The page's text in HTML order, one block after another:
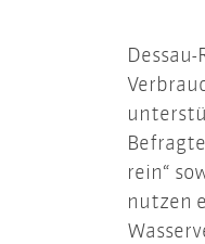
rein“
nutzen